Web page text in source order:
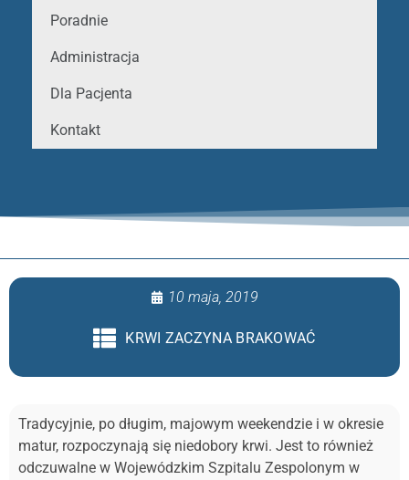
Poradnie
Administracja
Dla Pacjenta
Kontakt
10 maja, 2019
KRWI ZACZYNA BRAKOWAĆ
Tradycyjnie, po długim, majowym weekendzie i w okresie
matur, rozpoczynają się niedobory krwi. Jest to również
odczuwalne w Wojewódzkim Szpitalu Zespolonym w